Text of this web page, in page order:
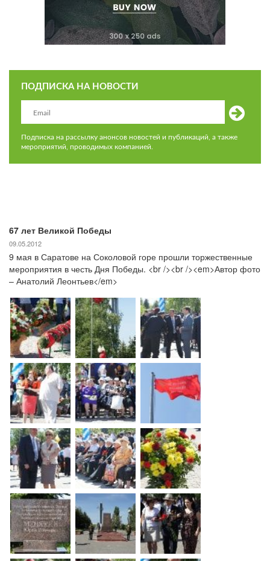
ПОДПИСКА НА НОВОСТИ
Подписка на рассылку анонсов новостей и публикаций, а также
мероприятий, проводимых компанией.
67 лет Великой Победы
09.05.2012
9 мая в Саратове на Соколовой горе прошли торжественные
мероприятия в честь Дня Победы. <br /><br /><em>Автор фото
– Анатолий Леонтьев</em>